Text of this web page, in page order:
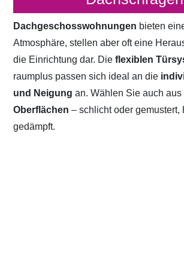
Dachgeschosswohnungen bieten
Atmosphäre, stellen aber oft eine
die Einrichtung dar. Dieflexiblen
raumplus passen sich ideal an die
und Neigung an. Wählen Sie auch aus
Oberflächen – schlicht oder gemustert,
gedämpft.